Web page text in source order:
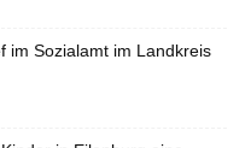
im Sozialamt im Landkreis